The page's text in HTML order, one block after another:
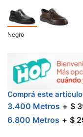
Negro
Comprá este
3.400 Metros $
6.800 Metros $